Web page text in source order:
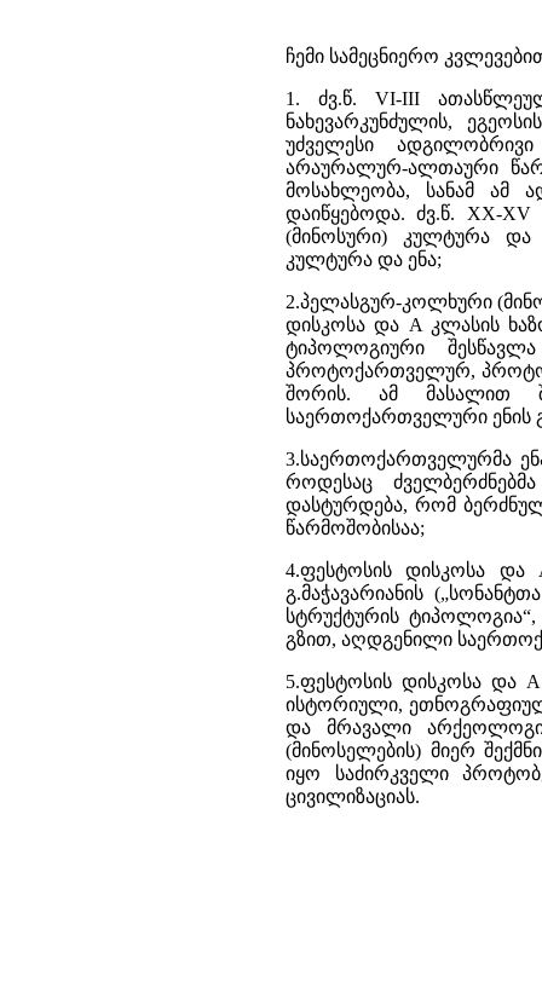
ჩემი სამეცნიერო
1. ძვ.წ. VI-III
ნახევარკუნძულის,
უძველესი
არაურალურ-ალთაური
მოსახლეობა, სანამ ამ
დაიწყებოდა. ძვ.წ. XX-XV
(მინოსური) კულტურა და
კულტურა და ენა;
2.პელასგურ-კოლხური
დისკოსა და A კლასის
ტიპოლოგიური
პროტოქართველურ,
შორის. ამ მასალით
საერთოქართველური ენის
3.საერთოქართველურმა
როდესაც
დასტურდება, რომ
წარმოშობისაა;
4.ფესტოსის დისკოსა და
გ.მაჭავარიანის
სტრუქტურის ტიპოლოგია“,
გზით, აღდგენილი
5.ფესტოსის დისკოსა და
ისტორიული,
და მრავალი
(მინოსელების) მიერ
იყო საძირკველი
ცივილიზაციას.